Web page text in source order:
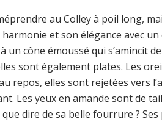
au Colley à poil long,
et son élégance avec
un cône émoussé qui s’amincit
sont également plates. Les
repos, elles sont rejetées vers
Les yeux en amande sont de
dire de sa belle fourrure ?